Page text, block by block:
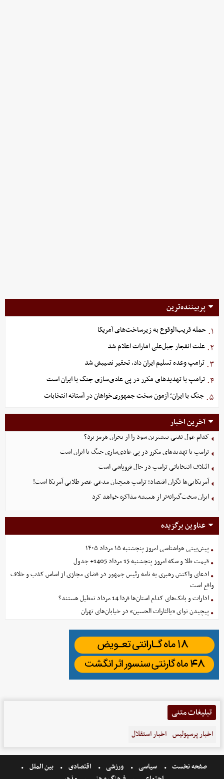
پربیننده‌ترین
۱. حمله قریب‌الوقوع به زیرساخت‌های آمریکا
۲. علت انفجار جبل‌علی امارات اعلام شد
۳. ترامپ وعده تسلیم ایران داد، تحقیر نصیبش شد
۴. ترامپ با تهدیدهای مکرر در پی عادی‌سازی جنگ با ایران است
۵. جنگ با ایران؛ آزمون سخت جمهوری‌خواهان در آستانه انتخابات
آخرین اخبار
کدام غول نفتی بیشترین سود را از بحران هرمز برد؟
ترامپ با تهدیدهای مکرر در پی عادی‌سازی جنگ با ایران است
ائتلاف انتخاباتی ترامپ در حال فروپاشی است
آمریکایی‌ها نگران اقتصاد؛ ترامپ همچنان مدعی عصر طلایی آمریکا است!
ایران سخت‌گیرانه‌تر از همیشه مذاکره خواهد کرد
عناوین برگزیده
پیش‌بینی هواشناسی امروز پنجشنبه ۱۵ مرداد ۱۴۰۵
قیمت طلا و سکه امروز پنجشنبه 15 مرداد 1405+ جدول
ادعای واکنش رهبری به نامه رئیس جمهور در فضای مجازی از اساس کذب و خلاف
واقع است
ادارات و بانک‌های کدام استان‌ها فردا 14 مرداد تعطیل هستند؟
پیچیدن نوای «یالثارات الحسین» در خیابان‌های تهران
تبلیغات متنی
اخبار پرسپولیس اخبار استقلال
صفحه نخست سیاسی ورزشی اقتصادی
بین الملل